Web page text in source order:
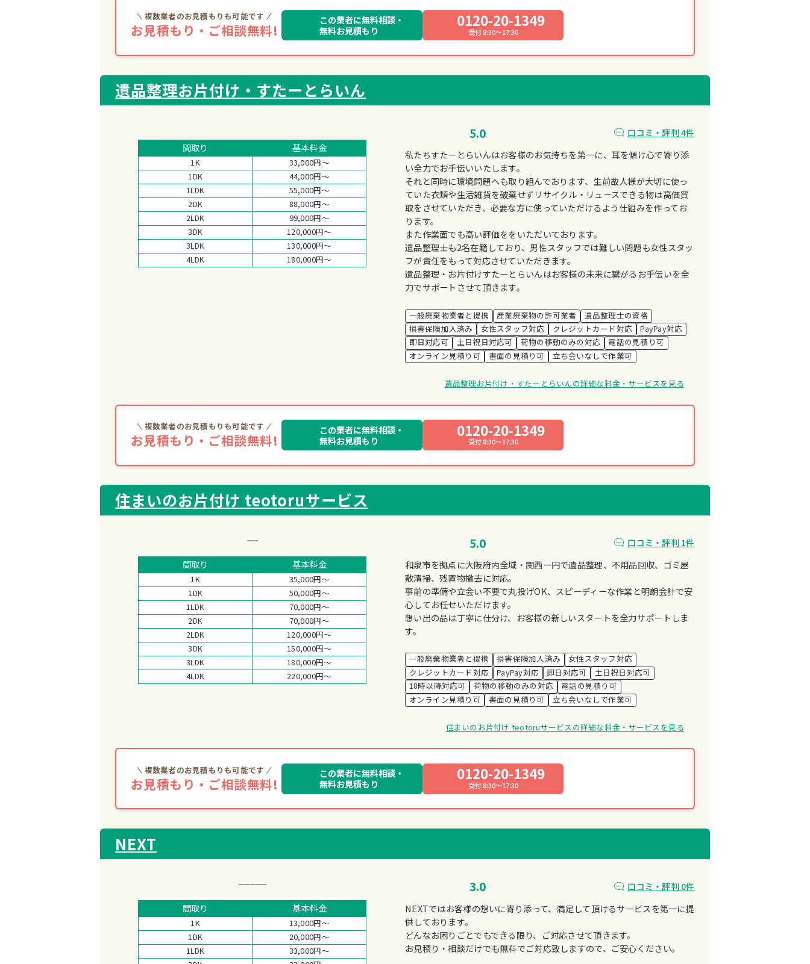
複数業者のお見積もりも可能です
お見積もり・ご相談無料!
0120-20-1349
受付 8:30～17:30
この業者に無料相談・
無料お見積もり
遺品整理お片付け・すたーとらいん
間取り 基本料金
1K
33,000円～
1DK
44,000円～
1LDK
55,000円～
2DK
88,000円～
2LDK
99,000円～
3DK
120,000円～
3LDK
130,000円～
4LDK
180,000円～
5.0
口コミ・評判 4件
私たちすたーとらいんはお客様のお気持ちを第一に、耳を傾け心で寄り添
い全力でお手伝いいたします。
それと同時に環境問題へも取り組んでおります、生前故人様が大切に使っ
ていた衣類や生活雑貨を破棄せずリサイクル・リュースできる物は高価買
取をさせていただき、必要な方に使っていただけるよう仕組みを作ってお
ります。
また作業面でも高い評価ををいただいております。
遺品整理士も2名在籍しており、男性スタッフでは難しい問題も女性スタッ
フが責任をもって対応させていただきます。
遺品整理・お片付けすたーとらいんはお客様の未来に繋がるお手伝いを全
力でサポートさせて頂きます。
一般廃棄物業者と提携 産業廃棄物の許可業者
遺品整理士の資格
損害保険加入済み
女性スタッフ対応 クレジットカード対応
PayPay対応
即日対応可
土日祝日対応可 荷物の移動のみの対応
電話の見積り可
オンライン見積り可
書面の見積り可 立ち会いなしで作業可
遺品整理お片付け・すたーとらいんの詳細な料金・サービスを見る
複数業者のお見積もりも可能です
お見積もり・ご相談無料!
0120-20-1349
受付 8:30～17:30
この業者に無料相談・
無料お見積もり
住まいのお片付け teotoruサービス
間取り 基本料金
1K
35,000円～
1DK
50,000円～
1LDK
70,000円～
2DK
70,000円～
2LDK
120,000円～
3DK
150,000円～
3LDK
180,000円～
4LDK
220,000円～
5.0
口コミ・評判 1件
和泉市を拠点に大阪府内全域・関西一円で遺品整理、不用品回収、ゴミ屋
敷清掃、残置物撤去に対応。
事前の準備や立会い不要で丸投げOK、スピーディーな作業と明朗会計で安
心してお任せいただけます。
想い出の品は丁寧に仕分け、お客様の新しいスタートを全力サポートしま
す。
一般廃棄物業者と提携 損害保険加入済み
女性スタッフ対応
クレジットカード対応
PayPay対応 即日対応可
土日祝日対応可
18時以降対応可
荷物の移動のみの対応
電話の見積り可
オンライン見積り可
書面の見積り可 立ち会いなしで作業可
住まいのお片付け teotoruサービスの詳細な料金・サービスを見る
複数業者のお見積もりも可能です
お見積もり・ご相談無料!
0120-20-1349
受付 8:30～17:30
この業者に無料相談・
無料お見積もり
NEXT
間取り 基本料金
1K
13,000円～
1DK
20,000円～
1LDK
33,000円～
3.0
口コミ・評判 0件
NEXTではお客様の想いに寄り添って、満足して頂けるサービスを第一に提
供しております。
どんなお困りごとでもできる限り、ご対応させて頂きます。
お見積り・相談だけでも無料でご対応致しますので、ご安心ください。